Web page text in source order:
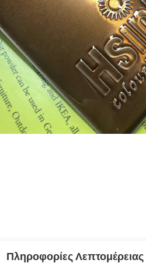
Πληροφορίες Λεπτομέρειας